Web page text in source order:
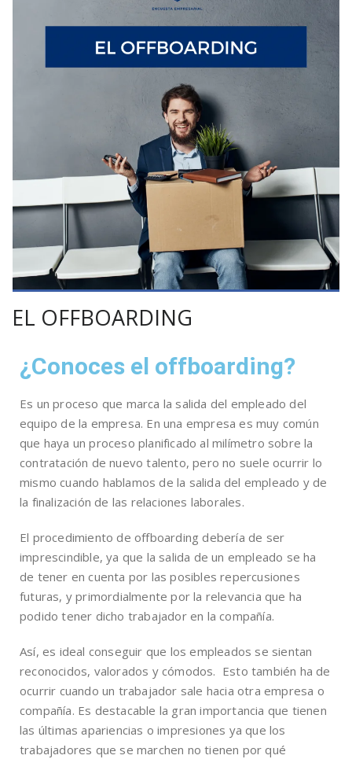
EL OFFBOARDING
¿Conoces el offboarding?
Es un proceso que marca la salida del empleado del
equipo de la empresa. En una empresa es muy común
que haya un proceso planificado al milímetro sobre la
contratación de nuevo talento, pero no suele ocurrir lo
mismo cuando hablamos de la salida del empleado y de
la finalización de las relaciones laborales.
El procedimiento de offboarding debería de ser
imprescindible, ya que la salida de un empleado se ha
de tener en cuenta por las posibles repercusiones
futuras, y primordialmente por la relevancia que ha
podido tener dicho trabajador en la compañía.
Así, es ideal conseguir que los empleados se sientan
reconocidos, valorados y cómodos. Esto también ha de
ocurrir cuando un trabajador sale hacia otra empresa o
compañía. Es destacable la gran importancia que tienen
las últimas apariencias o impresiones ya que los
trabajadores que se marchen no tienen por qué